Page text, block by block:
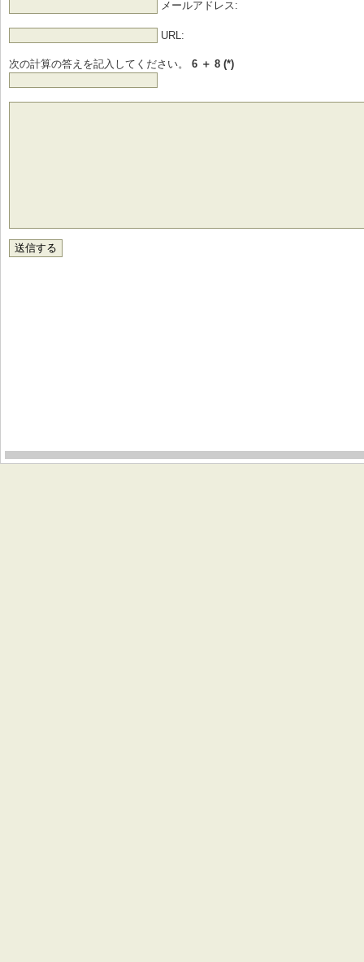
メールアドレス:
URL:
次の計算の答えを記入してください。 6 ＋ 8 (*)